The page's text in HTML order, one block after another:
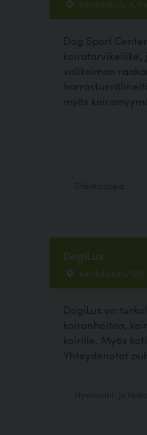
Varastokatu 4,
Dog Sport
valikoiman
myös
DogiLux
Kerttulinkatu
DogiLux on
koiranhoitoa,
koirille. Myös
Yhteydenotot